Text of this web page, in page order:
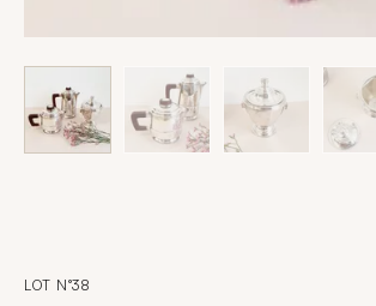
LOT N°38